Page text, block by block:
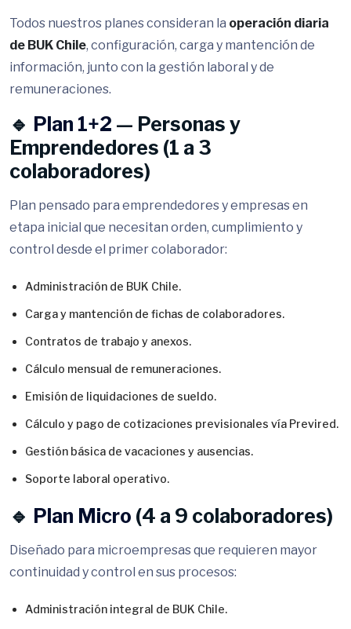
Todos nuestros planes consideran la operación diaria
de BUK Chile, configuración, carga y mantención de
información, junto con la gestión laboral y de
remuneraciones.
🔹 Plan 1+2 — Personas y
Emprendedores (1 a 3
colaboradores)
Plan pensado para emprendedores y empresas en
etapa inicial que necesitan orden, cumplimiento y
control desde el primer colaborador:
Administración de BUK Chile.
Carga y mantención de fichas de colaboradores.
Contratos de trabajo y anexos.
Cálculo mensual de remuneraciones.
Emisión de liquidaciones de sueldo.
Cálculo y pago de cotizaciones previsionales vía Previred.
Gestión básica de vacaciones y ausencias.
Soporte laboral operativo.
🔹 Plan Micro (4 a 9 colaboradores)
Diseñado para microempresas que requieren mayor
continuidad y control en sus procesos:
Administración integral de BUK Chile.